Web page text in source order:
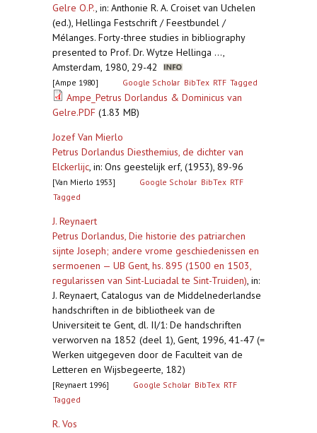
Gelre O.P., in: Anthonie R. A. Croiset van Uchelen
(ed.), Hellinga Festschrift / Feestbundel /
Mélanges. Forty-three studies in bibliography
presented to Prof. Dr. Wytze Hellinga ...,
Amsterdam, 1980, 29-42
[Ampe 1980] Google Scholar BibTex RTF Tagged
Ampe_Petrus Dorlandus & Dominicus van
Gelre.PDF (1.83 MB)
Jozef Van Mierlo
Petrus Dorlandus Diesthemius, de dichter van
Elckerlijc, in: Ons geestelijk erf, (1953), 89-96
[Van Mierlo 1953] Google Scholar BibTex RTF
Tagged
J. Reynaert
Petrus Dorlandus, Die historie des patriarchen
sijnte Joseph; andere vrome geschiedenissen en
sermoenen — UB Gent, hs. 895 (1500 en 1503,
regularissen van Sint-Luciadal te Sint-Truiden), in:
J. Reynaert, Catalogus van de Middelnederlandse
handschriften in de bibliotheek van de
Universiteit te Gent, dl. II/1: De handschriften
verworven na 1852 (deel 1), Gent, 1996, 41-47 (=
Werken uitgegeven door de Faculteit van de
Letteren en Wijsbegeerte, 182)
[Reynaert 1996] Google Scholar BibTex RTF
Tagged
R. Vos